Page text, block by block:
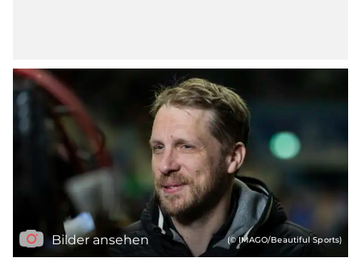
Bilder ansehen (© IMAGO/Beautiful Sports)